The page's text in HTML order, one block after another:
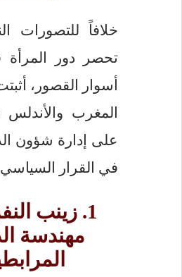
خلافاً للتصورات
تحصر دور المرأة
أسوار القصور،
المغرب والأندلس
على إدارة شؤون
في القرار
1. زينب
مهندسة